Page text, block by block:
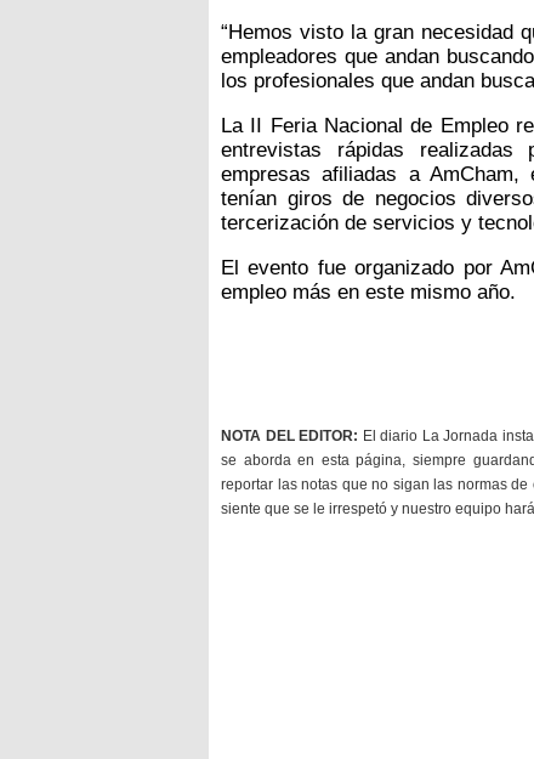
“Hemos visto la gran necesidad
empleadores que andan
los profesionales que andan
La II Feria Nacional de Empleo
entrevistas rápidas
empresas afiliadas a
tenían giros de negocios
tercerización de servicios y
El evento fue organizado por
empleo más en este mismo año.
NOTA DEL EDITOR: El diario La Jornada
se aborda en esta página, siempre
reportar las notas que no sigan las normas
siente que se le irrespetó y nuestro equipo